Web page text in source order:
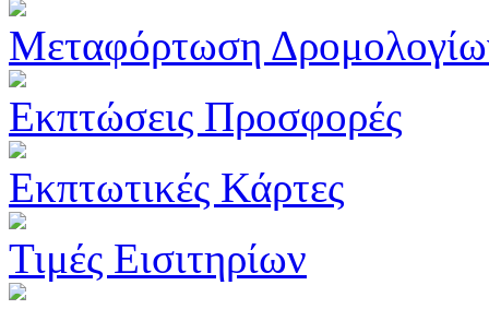
Μεταφόρτωση
Εκπτώσεις Προσφορές
Εκπτωτικές Κάρτες
Τιμές Εισιτηρίων